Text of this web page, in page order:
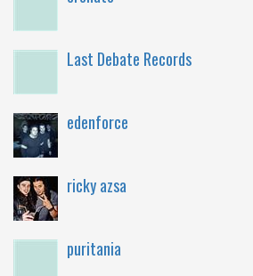
Last Debate Records
edenforce
ricky azsa
puritania